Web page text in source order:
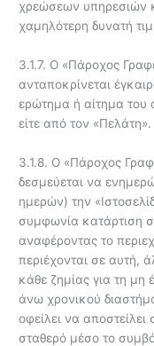
χρεώσεων υπηρεσιών
χαμηλότερη δυνατή
3.1.7. Ο «Πάροχος
ανταποκρίνεται
ερώτημα ή αίτημα του
είτε από τον «Πελάτη».
3.1.8. Ο «Πάροχος
δεσμεύεται να
ημερών) την
συμφωνία κατάρτιση
αναφέροντας το
περιέχονται σε αυτή,
κάθε ζημίας για τη
άνω χρονικού
οφείλει να αποστείλει
σταθερό μέσο το